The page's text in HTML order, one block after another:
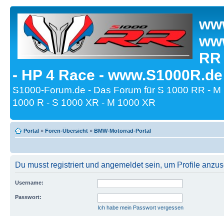
- HP 4 Race -
S1000-Forum.de - Das Forum für S 1000 RR -
1000 R - S 1000 XR - M 1000 XR
Portal » Foren-Übersicht » BMW-Motorrad-Portal
Du musst registriert und angemeldet sein, um Profile
Username:
Passwort:
Ich habe mein Passwort vergessen